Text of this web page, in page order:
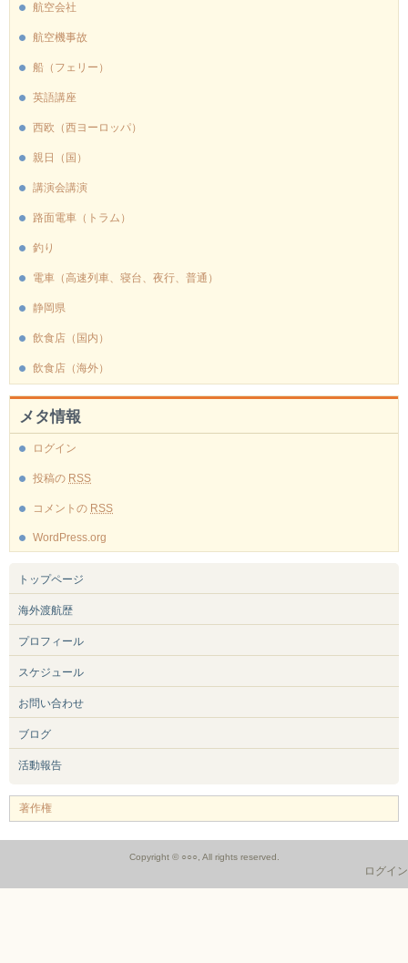
航空会社
航空機事故
船（フェリー）
英語講座
西欧（西ヨーロッパ）
親日（国）
講演会講演
路面電車（トラム）
釣り
電車（高速列車、寝台、夜行、普通）
静岡県
飲食店（国内）
飲食店（海外）
メタ情報
ログイン
投稿の RSS
コメントの RSS
WordPress.org
トップページ
海外渡航歴
プロフィール
スケジュール
お問い合わせ
ブログ
活動報告
著作権
Copyright © ○○○, All rights reserved.
ログイン